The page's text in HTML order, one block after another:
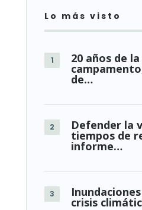
Lo más visto
20 años de
de…
Defender la
tiempos de
informe…
crisis